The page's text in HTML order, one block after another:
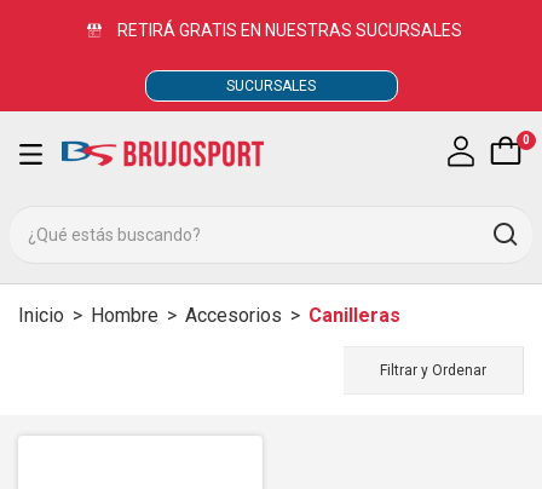
RETIRÁ GRATIS EN NUESTRAS SUCURSALES
SUCURSALES
0
Inicio > Hombre > Accesorios > Canilleras
Filtrar y Ordenar